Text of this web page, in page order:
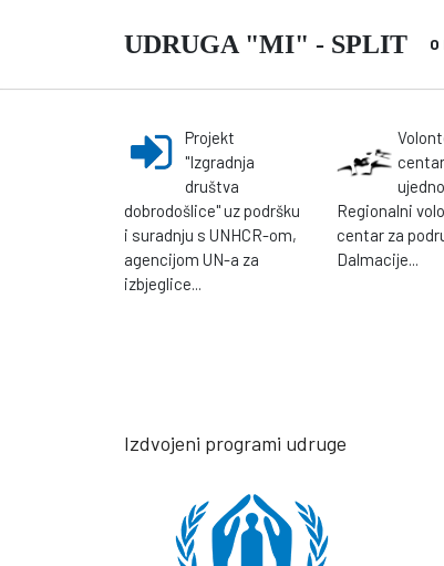
UDRUGA "MI" - SPLIT
Projekt
"Izgradnja
društva
dobrodošlice" uz podršku
i suradnju s UNHCR-om,
agencijom UN-a za
izbjeglice...
Regionalni
centar za
Dalmacije...
Izdvojeni programi udruge